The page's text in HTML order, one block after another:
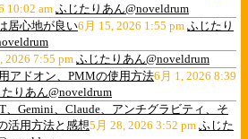
10:02 am ふじたりあん@noveldrum
居心地が良い6月 15, 2026 1:55 pm ふじたり
2026 7:55 pm ふじたりあん@noveldrum
アドオン、PMMの使用方法6月 1, 2026 8:39
りあん@noveldrum
、Gemini、Claude、アンチグラビティ、そ
活用方法と感想5月 28, 2026 3:52 pm ふじた